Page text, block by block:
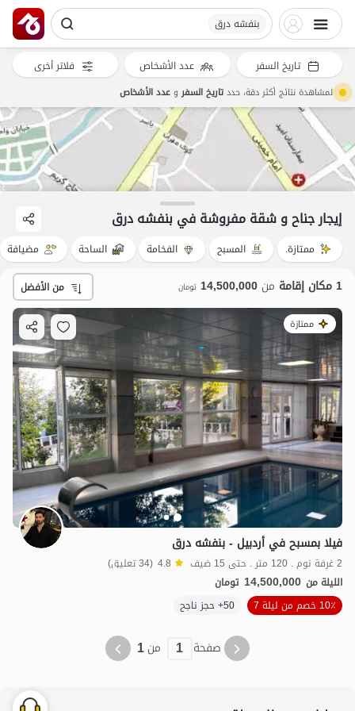
بنفشه درق
إيجار جناح و شقة مفروشة في بنفشه درق
ممتازة. المسبح الفخامة الساحة مضيافة
1 مكان إقامة من 14,500,000 تومان من الأفضل
ممتازة
فيلا بمسبح في أردبيل - بنفشه درق
2 غرفة نوم . 120 متر . حتى 15 ضيف 4.8 (34 تعليق)
الليلة من 14,500,000 تومان
10٪ خصم من ليلة 7
50+ حجز ناجح
صفحة 1 من1
تاريخ السفر عدد الأشخاص فلاتر أخرى
لمشاهدة نتائج أكثر دقة، حددتاريخ السفروعدد الأشخاص